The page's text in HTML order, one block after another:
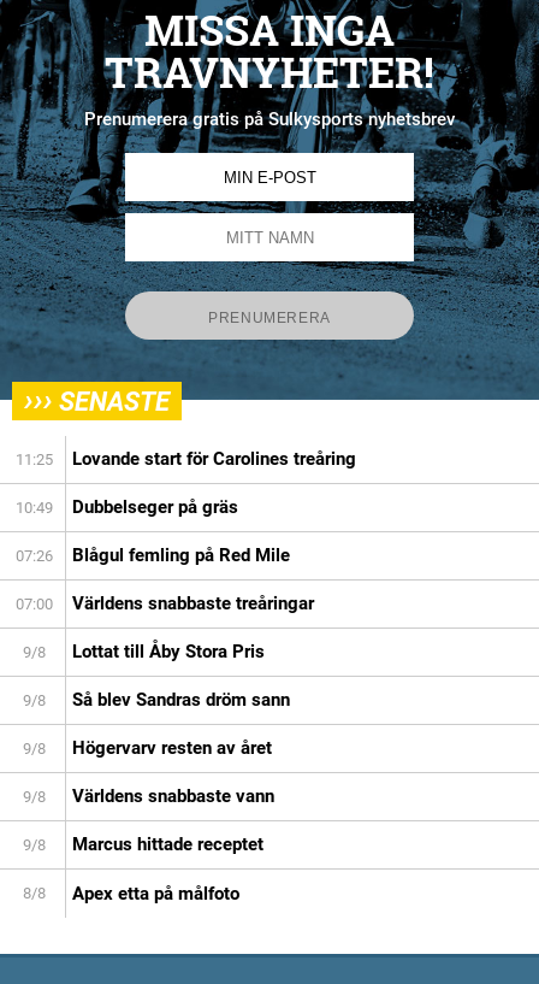
MISSA INGA
TRAVNYHETER!
Prenumerera gratis på Sulkysports nyhetsbrev
››› SENASTE
11:25 Lovande start för Carolines treåring
10:49 Dubbelseger på gräs
07:26 Blågul femling på Red Mile
07:00 Världens snabbaste treåringar
9/8 Lottat till Åby Stora Pris
9/8 Så blev Sandras dröm sann
9/8 Högervarv resten av året
9/8 Världens snabbaste vann
9/8 Marcus hittade receptet
8/8 Apex etta på målfoto